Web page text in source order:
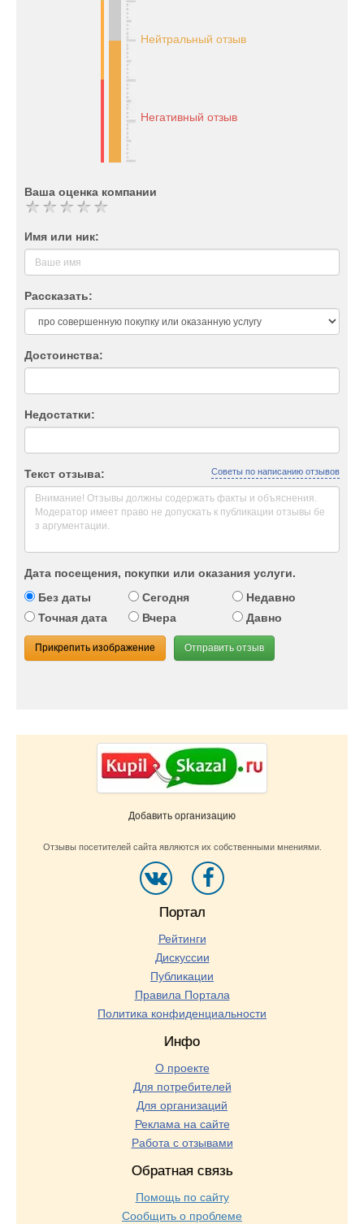
Нейтральный отзыв
Негативный отзыв
Ваша оценка компании
Имя или ник:
Рассказать:
Достоинства:
Недостатки:
Текст отзыва: Советы по написанию отзывов
Дата посещения, покупки или оказания услуги.
Без даты
Сегодня
Недавно
Точная дата
Вчера Давно
Прикрепить изображение Отправить отзыв
Добавить организацию
Отзывы посетителей сайта являются их собственными мнениями.
Портал
Рейтинги
Дискуссии
Публикации
Правила Портала
Политика конфиденциальности
Инфо
О проекте
Для потребителей
Для организаций
Реклама на сайте
Работа с отзывами
Обратная связь
Помощь по сайту
Сообщить о проблеме